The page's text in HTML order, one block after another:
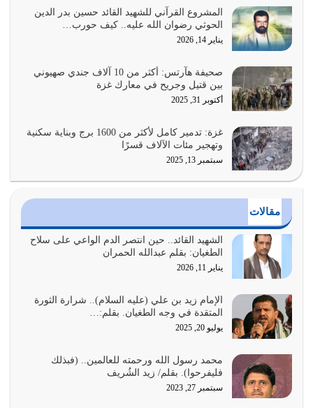
يوليو 28, 2026
هل نحن من الصالحين؟ قيِّم نفسك هنا اترك القرآن على أصله
وأعرض نفسك، وأعرض ما لديك على…
يوليو 27, 2026
عندما يكون عدوك هو عدو الله معناه أن تكون نقاط الضعف
فيه كثيرة وسينصرك الله عليه إذا…
يوليو 26, 2026
أراد الله لهذه الأمة ان تكون خير امة أخرجت للناس بالنهوض
الدين الذي شرعه الله لا يجوز أن يخضع لآرائنا وأهوائنا
واجتهاداتنا لأننا سنختلف ونتفرق
يوليو 24, 2026
أمة عاجزة عن النهوض…
يوليو 23, 2026
بحبل الله جميعاً وليس كل…
يوليو 22, 2026
المشروع القرآني للشهيد القائد حسين بدر الدين
الحوثي رضوان الله عليه.. كيف حورب…
يناير 14, 2026
صحيفة هآرتس: أكثر من 10 آلاف جندي صهيوني
بين قتيل وجريح في معارك غزة
أكتوبر 31, 2025
غزة: تدمير كامل لأكثر من 1600 برج وبناية سكنية
وتهجير مئات الآلاف قسرًا
سبتمبر 13, 2025
مقالات
الشهيد القائد.. حين انتصر الدم الواعي على سلاح
الطغيان: بقلم عبدالله الحمران
يناير 11, 2026
الإمام زيد بن علي (عليه السلام).. شرارة الثورة
المتقدة في وجه الطغيان. بقلم:…
يوليو 20, 2025
محمد رسول الله ورحمته للعالمين.. (فبذلك
فليفرحوا). بقلم/ زيد الشُريف
سبتمبر 27, 2023